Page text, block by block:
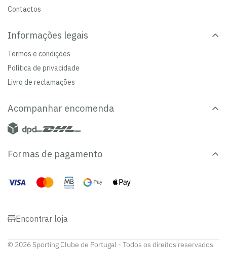
Contactos
Informações legais
Termos e condições
Política de privacidade
Livro de reclamações
Acompanhar encomenda
Formas de pagamento
Encontrar loja
© 2026 Sporting Clube de Portugal - Todos os direitos reservados